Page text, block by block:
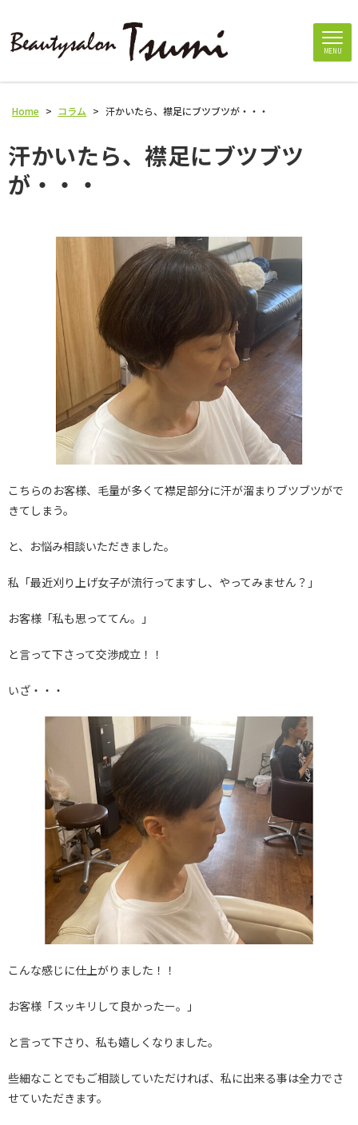
MENU
Home > コラム > 汗かいたら、襟足にブツブツが・・・
汗かいたら、襟足にブツブツ
が・・・
こちらのお客様、毛量が多くて襟足部分に汗が溜まりブツブツがで
きてしまう。
と、お悩み相談いただきました。
私「最近刈り上げ女子が流行ってますし、やってみません？」
お客様「私も思っててん。」
と言って下さって交渉成立！！
いざ・・・
こんな感じに仕上がりました！！
お客様「スッキリして良かったー。」
と言って下さり、私も嬉しくなりました。
些細なことでもご相談していただければ、私に出来る事は全力でさ
せていただきます。